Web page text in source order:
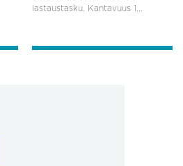
lastaustasku. Kantavuus 1...